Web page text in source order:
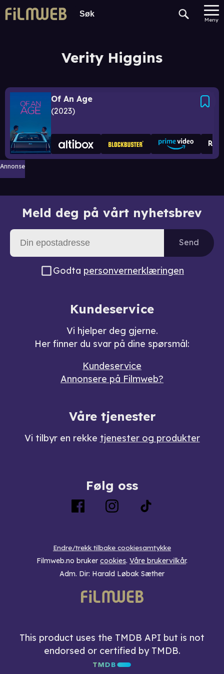
Meny
Verity Higgins
Of An Age
2023
Annonse
Meld deg på vårt nyhetsbrev
Send
Godta personvernerklæringen
Kundeservice
Vi hjelper deg gjerne.
Her finner du svar på dine spørsmål:
Kundeservice
Annonsere på Filmweb?
Våre tjenester
Vi tilbyr en rekke tjenester og produkter
Følg oss
Endre/trekk tilbake cookiesamtykke
Filmweb.no bruker cookies. Våre brukervilkår.
Adm. Dir: Harald Løbak Sæther
This product uses the TMDB API but is not
endorsed or certified by TMDB.